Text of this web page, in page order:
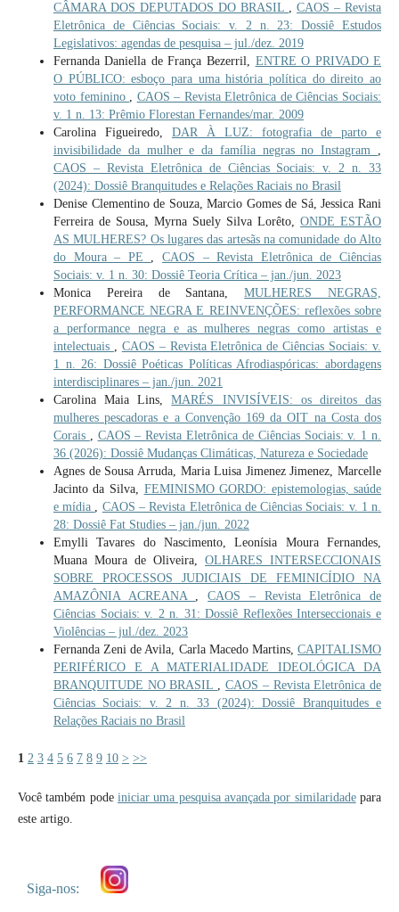
CÂMARA DOS DEPUTADOS DO BRASIL ,CAOS – Revista
Eletrônica de Ciências Sociais: v. 2 n. 23: Dossiê Estudos
Legislativos: agendas de pesquisa – jul./dez. 2019
Fernanda Daniella de França Bezerril, ENTRE O PRIVADO E
O PÚBLICO: esboço para uma história política do direito ao
voto feminino , CAOS – Revista Eletrônica de Ciências Sociais:
v. 1 n. 13: Prêmio Florestan Fernandes/mar. 2009
Carolina Figueiredo, DAR À LUZ: fotografia de parto e
invisibilidade da mulher e da família negras no Instagram ,
CAOS – Revista Eletrônica de Ciências Sociais: v. 2 n. 33
(2024): Dossiê Branquitudes e Relações Raciais no Brasil
Denise Clementino de Souza, Marcio Gomes de Sá, Jessica Rani
Ferreira de Sousa, Myrna Suely Silva Lorêto,ONDE ESTÃO
AS MULHERES? Os lugares das artesãs na comunidade do Alto
do Moura – PE ,CAOS – Revista Eletrônica de Ciências
Sociais: v. 1 n. 30: Dossiê Teoria Crítica – jan./jun. 2023
Monica Pereira de Santana,MULHERES NEGRAS,
PERFORMANCE NEGRA E REINVENÇÕES: reflexões sobre
a performance negra e as mulheres negras como artistas e
intelectuais , CAOS – Revista Eletrônica de Ciências Sociais: v.
1 n. 26: Dossiê Poéticas Políticas Afrodiaspóricas: abordagens
interdisciplinares – jan./jun. 2021
Carolina Maia Lins,MARÉS INVISÍVEIS: os direitos das
mulheres pescadoras e a Convenção 169 da OIT na Costa dos
Corais , CAOS – Revista Eletrônica de Ciências Sociais: v. 1 n.
36 (2026): Dossiê Mudanças Climáticas, Natureza e Sociedade
Agnes de Sousa Arruda, Maria Luisa Jimenez Jimenez, Marcelle
Jacinto da Silva, FEMINISMO GORDO: epistemologias, saúde
e mídia , CAOS – Revista Eletrônica de Ciências Sociais: v. 1 n.
28: Dossiê Fat Studies – jan./jun. 2022
Emylli Tavares do Nascimento, Leonísia Moura Fernandes,
Muana Moura de Oliveira,OLHARES INTERSECCIONAIS
SOBRE PROCESSOS JUDICIAIS DE FEMINICÍDIO NA
AMAZÔNIA ACREANA ,CAOS – Revista Eletrônica de
Ciências Sociais: v. 2 n. 31: Dossiê Reflexões Interseccionais e
Violências – jul./dez. 2023
Fernanda Zeni de Avila, Carla Macedo Martins,CAPITALISMO
PERIFÉRICO E A MATERIALIDADE IDEOLÓGICA DA
BRANQUITUDE NO BRASIL ,CAOS – Revista Eletrônica de
Ciências Sociais: v. 2 n. 33 (2024): Dossiê Branquitudes e
Relações Raciais no Brasil
1 2 3 4 5 6 7 8 9 10 > >>
Você também pode iniciar uma pesquisa avançada por similaridadepara
este artigo.
Siga-nos: